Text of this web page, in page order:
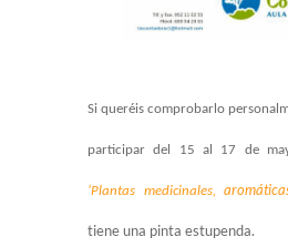
Si queréis comprobarlo
participar del 15 al 17 de
‘Plantas medicinales,
tiene una pinta estupenda.